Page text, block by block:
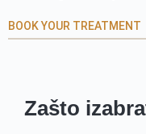
BOOK YOUR TREATMENT
Zašto